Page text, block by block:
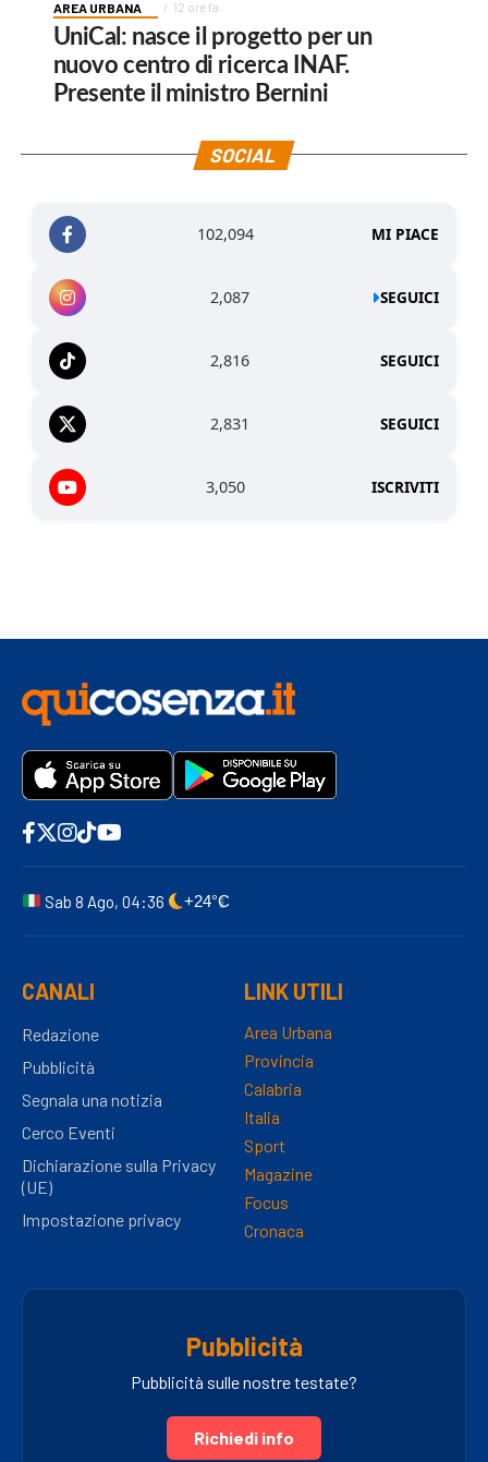
AREA URBANA 12 ore fa
UniCal: nasce il progetto per un
nuovo centro di ricerca INAF.
Presente il ministro Bernini
SOCIAL
102,094 MI PIACE
2,087 SEGUICI
2,816 SEGUICI
2,831 SEGUICI
3,050 ISCRIVITI
Sab 8 Ago, 04:36 +24°C
CANALI
Redazione
Pubblicità
Segnala una notizia
Cerco Eventi
Dichiarazione sulla Privacy
(UE)
Impostazione privacy
LINK UTILI
Area Urbana
Provincia
Calabria
Italia
Sport
Magazine
Focus
Cronaca
Pubblicità
Pubblicità sulle nostre testate?
Richiedi info